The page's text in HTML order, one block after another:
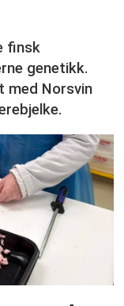
finsk
genetikk.
med Norsvin